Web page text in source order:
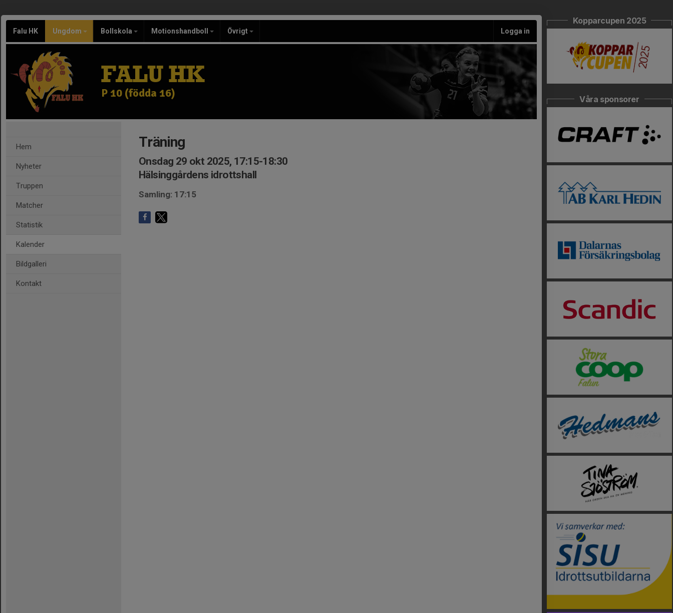
Falu HK Ungdom Bollskola Motionshandboll Övrigt Logga in
FALU HK
P 10 (födda 16)
Hem
Nyheter
Truppen
Matcher
Statistik
Kalender
Bildgalleri
Kontakt
Träning
Onsdag 29 okt 2025, 17:15-18:30
Hälsinggårdens idrottshall
Samling: 17:15
Kopparcupen 2025
Våra sponsorer